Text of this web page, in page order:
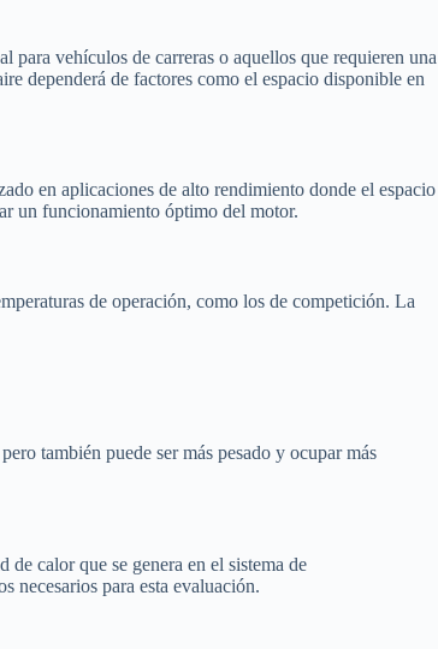
vehículos de carreras o aquellos que requieren una
dependerá de factores como el espacio disponible en
en aplicaciones de alto rendimiento donde el espacio
un funcionamiento óptimo del motor.
de operación, como los de competición. La
también puede ser más pesado y ocupar más
calor que se genera en el sistema de
necesarios para esta evaluación.